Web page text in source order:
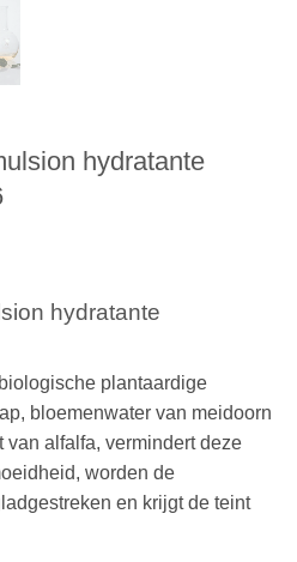
hydratante
hydratante
plantaardige
bloemenwater van meidoorn
alfalfa, vermindert deze
worden de
en krijgt de teint